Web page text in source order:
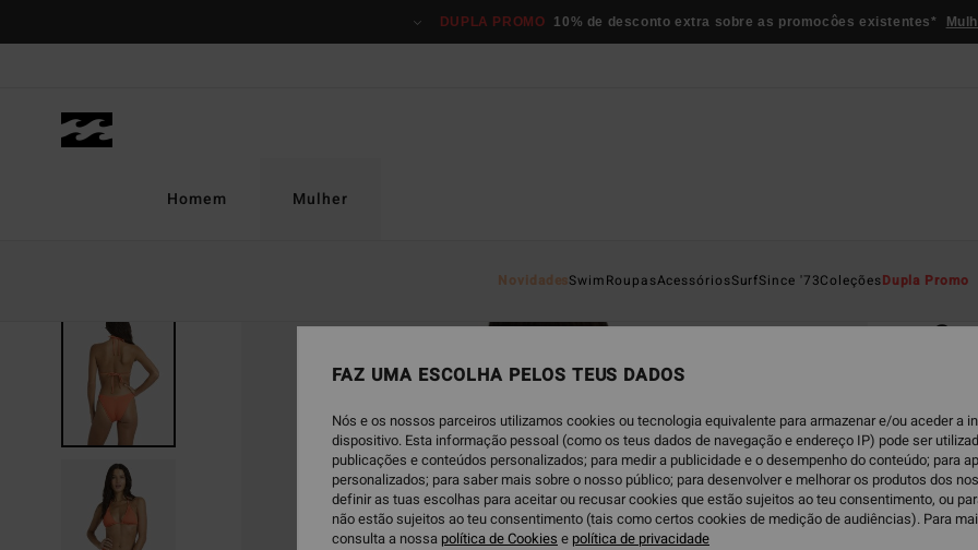
produto
DUPLA PROMO 10% de desconto extra sobre as promocôes existentes*
Homem Mulher
NovidadesSwimRoupasAcessóriosSurfSince '73ColeçõesDupla Promo
ECO-
€
€
FAZ UMA ESCOLHA PELOS TEUS DADOS
Nós e os nossos parceiros utilizamos cookies ou tecnologia equivalente para armazenar e/ou aceder a
dispositivo. Esta informação pessoal (como os teus dados de navegação e endereço IP) pode ser
publicações e conteúdos personalizados; para medir a publicidade e o desempenho do conteúdo; para
personalizados; para saber mais sobre o nosso público; para desenvolver e melhorar os produtos dos
definir as tuas escolhas para aceitar ou recusar cookies que estão sujeitos ao teu consentimento, ou
não estão sujeitos ao teu consentimento (tais como certos cookies de medição de audiências). Para
consulta a nossa política de Cookies e política de privacidade